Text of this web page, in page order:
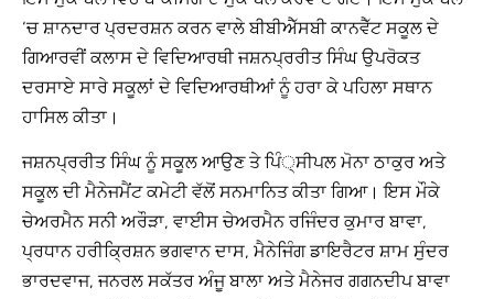
‘ਚ ਸ਼ਾਨਦਾਰ ਪ੍ਰਦਰਸ਼ਨ ਕਰਨ ਵਾਲੇ ਬੀਬੀਐੱਸਬੀ ਕਾਨਵੈੱਟ ਸਕੂਲ ਦੇ
ਗਿਆਰਵੀਂ ਕਲਾਸ ਦੇ ਵਿਦਿਆਰਥੀ ਜਸ਼ਨਪ੍ਰਰੀਤ ਸਿੰਘ ਉਪਰੋਕਤ
ਦਰਸਾਏ ਸਾਰੇ ਸਕੂਲਾਂ ਦੇ ਵਿਦਿਆਰਥੀਆਂ ਨੂੰ ਹਰਾ ਕੇ ਪਹਿਲਾ ਸਥਾਨ
ਹਾਸਿਲ ਕੀਤਾ।
ਜਸ਼ਨਪ੍ਰਰੀਤ ਸਿੰਘ ਨੂੰ ਸਕੂਲ ਆਉਣ ਤੇ ਪਿੰ੍ਸੀਪਲ ਮੋਨਾ ਠਾਕੁਰ ਅਤੇ
ਸਕੂਲ ਦੀ ਮੈਨੇਜਮੈਂਟ ਕਮੇਟੀ ਵੱਲੋਂ ਸਨਮਾਨਿਤ ਕੀਤਾ ਗਿਆ। ਇਸ ਮੌਕੇ
ਚੇਅਰਮੈਨ ਸਨੀ ਅਰੌੜਾ, ਵਾਈਸ ਚੇਅਰਮੈਨ ਰਜਿੰਦਰ ਕੁਮਾਰ ਬਾਵਾ,
ਪ੍ਰਧਾਨ ਹਰੀਕ੍ਰਿਸ਼ਨ ਭਗਵਾਨ ਦਾਸ, ਮੈਨੇਜਿੰਗ ਡਾਇਰੈਟਰ ਸ਼ਾਮ ਸੁੰਦਰ
ਭਾਰਦਵਾਜ, ਜਨਰਲ ਸਕੱਤਰ ਅੰਜੂ ਬਾਲਾ ਅਤੇ ਮੈਨੇਜਰ ਗਗਨਦੀਪ ਬਾਵਾ